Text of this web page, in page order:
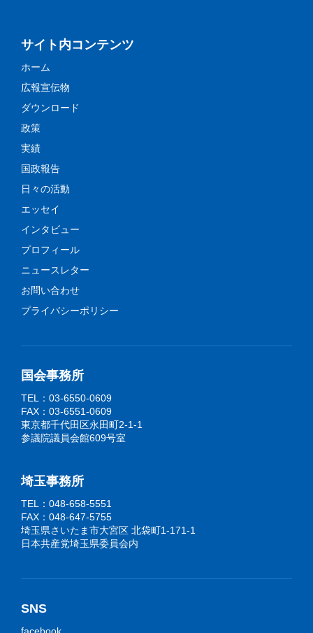
サイト内コンテンツ
ホーム
広報宣伝物
ダウンロード
政策
実績
国政報告
日々の活動
エッセイ
インタビュー
プロフィール
ニュースレター
お問い合わせ
プライバシーポリシー
国会事務所
TEL：03-6550-0609
FAX：03-6551-0609
東京都千代田区永田町2-1-1
参議院議員会館609号室
埼玉事務所
TEL：048-658-5551
FAX：048-647-5755
埼玉県さいたま市大宮区 北袋町1-171-1
日本共産党埼玉県委員会内
SNS